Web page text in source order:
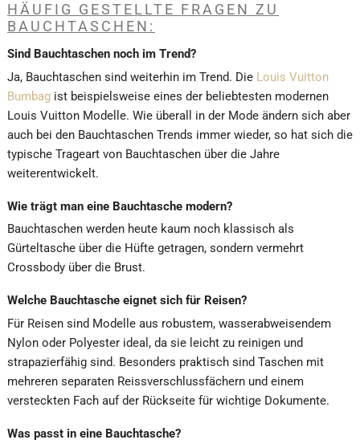
HÄUFIG GESTELLTE FRAGEN ZU
BAUCHTASCHEN:
Sind Bauchtaschen noch im Trend?
Ja, Bauchtaschen sind weiterhin im Trend. Die Louis Vuitton
Bumbag ist beispielsweise eines der beliebtesten modernen
Louis Vuitton Modelle. Wie überall in der Mode ändern sich aber
auch bei den Bauchtaschen Trends immer wieder, so hat sich die
typische Trageart von Bauchtaschen über die Jahre
weiterentwickelt.
Wie trägt man eine Bauchtasche modern?
Bauchtaschen werden heute kaum noch klassisch als
Gürteltasche über die Hüfte getragen, sondern vermehrt
Crossbody über die Brust.
Welche Bauchtasche eignet sich für Reisen?
Für Reisen sind Modelle aus robustem, wasserabweisendem
Nylon oder Polyester ideal, da sie leicht zu reinigen und
strapazierfähig sind. Besonders praktisch sind Taschen mit
mehreren separaten Reissverschlussfächern und einem
versteckten Fach auf der Rückseite für wichtige Dokumente.
Was passt in eine Bauchtasche?